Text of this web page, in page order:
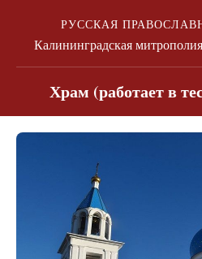
РУССКАЯ
Калининградская митрополия
Храм (работает в